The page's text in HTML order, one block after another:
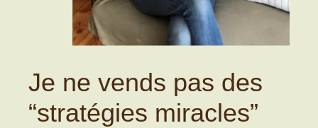
Je ne vends pas des
“stratégies miracles”